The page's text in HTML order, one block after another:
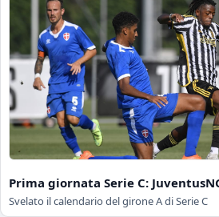
Prima giornata Serie C:
Svelato il calendario del girone A di Serie C